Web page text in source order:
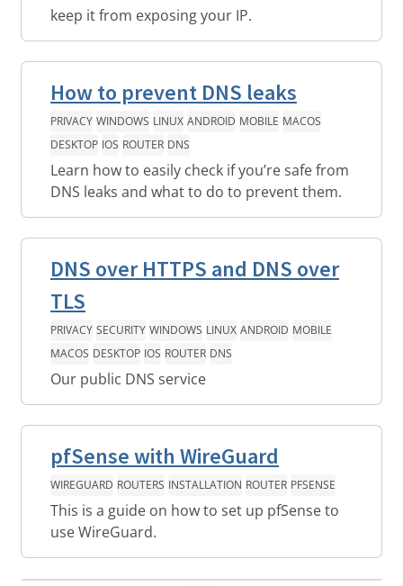
keep it from exposing your IP.
How to prevent DNS leaks
PRIVACY WINDOWS LINUX ANDROID MOBILE MACOS
DESKTOP IOS ROUTER DNS
Learn how to easily check if you’re safe from
DNS leaks and what to do to prevent them.
DNS over HTTPS and DNS over
TLS
PRIVACY SECURITY WINDOWS LINUX ANDROID MOBILE
MACOS DESKTOP IOS ROUTER DNS
Our public DNS service
pfSense with WireGuard
WIREGUARD ROUTERS INSTALLATION ROUTER PFSENSE
This is a guide on how to set up pfSense to
use WireGuard.